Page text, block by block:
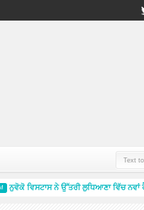
ਨੁਵੋਕੋ ਵਿਸਟਾਸ ਨੇ ਉੱਤਰੀ ਲੁਧਿਆਣਾ ਵਿੱਚ ਨਵਾਂ